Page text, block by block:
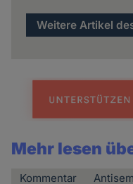
Weitere Artikel
Mehr lesen
Kommentar